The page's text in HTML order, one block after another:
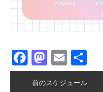
Facebook
Mastodon
Email
有
前のスケジュール